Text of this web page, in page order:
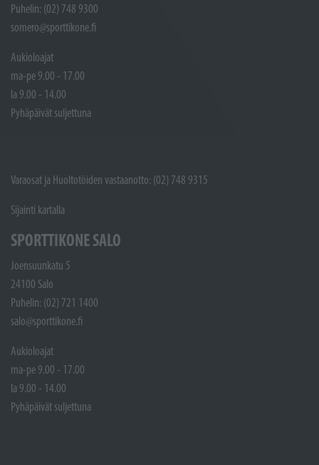
Puhelin: (02) 748 9300
somero@sporttikone.fi
Aukioloajat
ma-pe 9.00 - 17.00
la 9.00 - 14.00
Pyhäpäivät suljettuna
Varaosat ja Huoltotöiden vastaanotto: (02) 748 9315
Sijainti kartalla
SPORTTIKONE SALO
Joensuunkatu 5
24100 Salo
Puhelin: (02) 721 1400
salo@sporttikone.fi
Aukioloajat
ma-pe 9.00 - 17.00
la 9.00 - 14.00
Pyhäpäivät suljettuna